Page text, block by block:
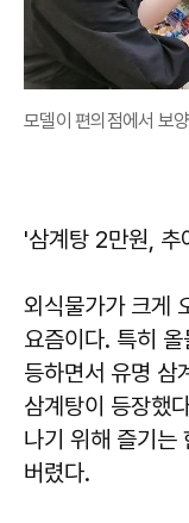
모델이 편의점에서 보
'삼계탕 2만원,
외식물가가 크게
요즘이다. 특히
등하면서 유명 삼
삼계탕이 등장했
나기 위해 즐기는
버렸다.